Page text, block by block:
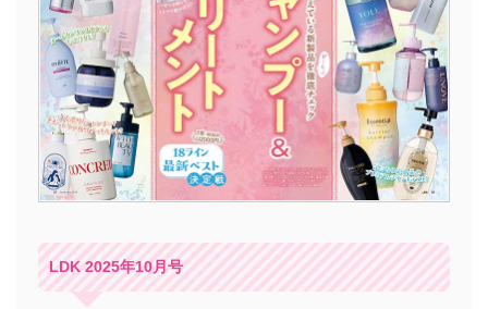
LDK 2025年10月号